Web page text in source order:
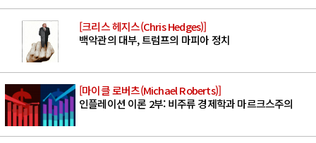
[크리스 헤지스(Chris Hedges)]
백악관의 대부, 트럼프의 마피아 정치
[마이클 로버츠(Michael Roberts)]
인플레이션 이론 2부: 비주류 경제학과 마르크스주의